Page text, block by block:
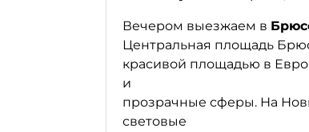
Вечером выезжаем в
Центральная площадь
красивой площадью в
и
прозрачные сферы. На
световые